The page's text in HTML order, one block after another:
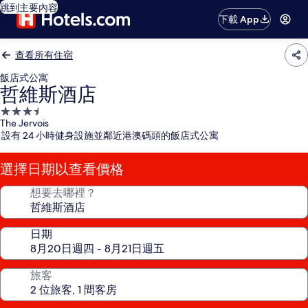
跳到主要內容
下載 App
查看所有住宿
飯店式公寓
哲維斯酒店
3.5
星
級
住
宿
The Jervois
設有 24 小時健身設施並鄰近港澳碼頭的飯店式公寓
選擇日期以查看價格
想要去哪裡？
日期
旅客